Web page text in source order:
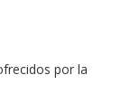
por la